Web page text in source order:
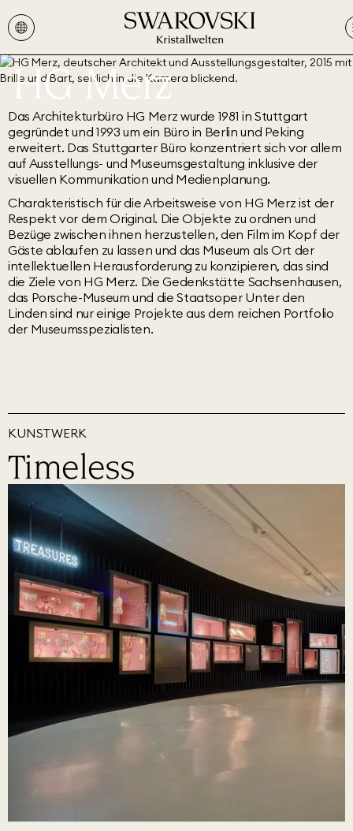
HG Merz
Das Architekturbüro HG Merz wurde 1981 in Stuttgart
gegründet und 1993 um ein Büro in Berlin und Peking
erweitert. Das Stuttgarter Büro konzentriert sich vor allem
auf Ausstellungs- und Museumsgestaltung inklusive der
visuellen Kommunikation und Medienplanung.
Charakteristisch für die Arbeitsweise von HG Merz ist der
Respekt vor dem Original. Die Objekte zu ordnen und
Bezüge zwischen ihnen herzustellen, den Film im Kopf der
Gäste ablaufen zu lassen und das Museum als Ort der
intellektuellen Herausforderung zu konzipieren, das sind
die Ziele von HG Merz. Die Gedenkstätte Sachsenhausen,
das Porsche-Museum und die Staatsoper Unter den
Linden sind nur einige Projekte aus dem reichen Portfolio
der Museumsspezialisten.
KUNSTWERK
Timeless